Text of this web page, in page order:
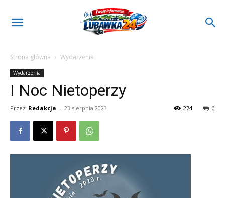
Strona główna Wydarzenia
Wydarzenia
I Noc Nietoperzy
Przez Redakcja - 23 sierpnia 2023 0
274